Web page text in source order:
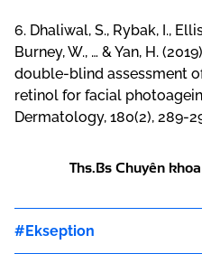
6. Dhaliwal, S., Rybak, I.,
Burney, W., … & Yan, H.
double‐blind assessment
retinol for facial
Dermatology, 180(2), 289-
Ths.Bs Chuyên
Ekseption